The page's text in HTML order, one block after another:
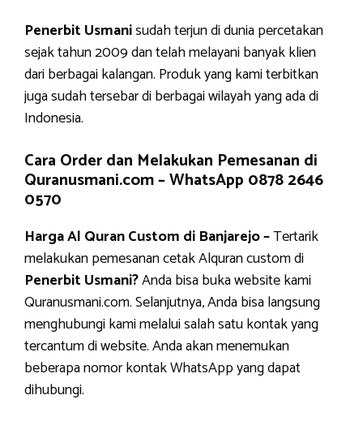
Penerbit Usmanisudah terjun di dunia percetakan
sejak tahun 2009 dan telah melayani banyak klien
dari berbagai kalangan. Produk yang kami terbitkan
juga sudah tersebar di berbagai wilayah yang ada di
Indonesia.
Cara Order dan Melakukan Pemesanan di
Quranusmani.com –WhatsApp 0878 2646
0570
Harga Al Quran Custom di Banjarejo –Tertarik
melakukan pemesanan cetak Alquran custom di
Penerbit Usmani?Anda bisa buka website kami
Quranusmani.com. Selanjutnya, Anda bisa langsung
menghubungi kami melalui salah satu kontak yang
tercantum di website. Anda akan menemukan
beberapa nomor kontak WhatsApp yang dapat
dihubungi.